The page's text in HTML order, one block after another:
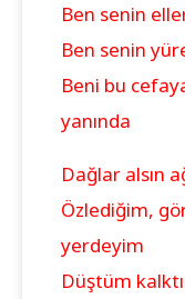
Ben senin
Ben senin
Beni bu
yanında
Dağlar alsın
Özlediğim,
yerdeyim
Düştüm